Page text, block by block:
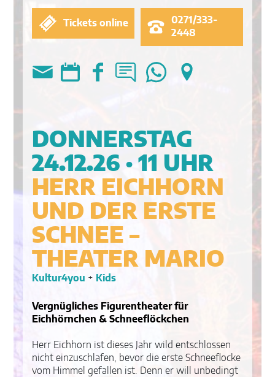
Tickets online
0271/333-
2448
DONNERSTAG
24.12.26 · 11 UHR
HERR EICHHORN
UND DER ERSTE
SCHNEE –
THEATER MARIO
Kultur4you + Kids
Vergnügliches Figurentheater für
Eichhörnchen & Schneeflöckchen
Herr Eichhorn ist dieses Jahr wild entschlossen
nicht einzuschlafen, bevor die erste Schneeflocke
vom Himmel gefallen ist. Denn er will unbedingt